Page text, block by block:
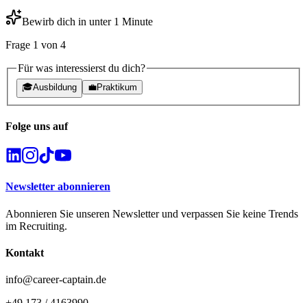
Bewirb dich in unter 1 Minute
Frage 1 von 4
Für was interessierst du dich?
🎓Ausbildung 💼Praktikum
Folge uns auf
Newsletter abonnieren
Abonnieren Sie unseren Newsletter und verpassen Sie keine Trends
im Recruiting.
Kontakt
info@career-captain.de